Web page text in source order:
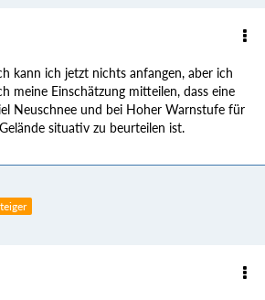
kann ich jetzt nichts anfangen, aber ich
meine Einschätzung mitteilen, dass eine
Neuschnee und bei Hoher Warnstufe für
situativ zu beurteilen ist.